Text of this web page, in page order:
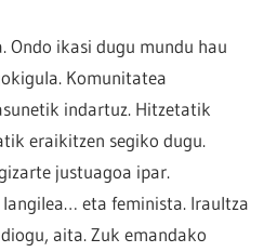
Ondo ikasi dugu mundu hau
Komunitatea
indartuz. Hitzetatik
eraikitzen segiko dugu.
justuagoa ipar.
eta feminista. Iraultza
aita. Zuk emandako